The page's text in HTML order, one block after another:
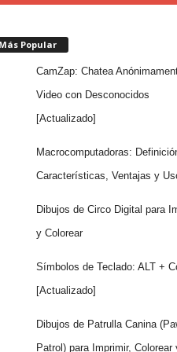
Popular
CamZap: Chatea
Video con Desconocidos
[Actualizado]
Macrocomputadoras:
Características, Ventajas y
Dibujos de Circo Digital para
y Colorear
Símbolos de Teclado: ALT +
[Actualizado]
Dibujos de Patrulla Canina
Patrol) para Imprimir, Colorear